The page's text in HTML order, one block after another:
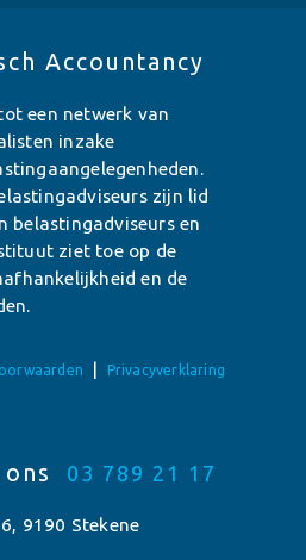
Accountancy
een netwerk van
inzake
zijn lid
belastingadviseurs en
ziet toe op de
en de
| Privacyverklaring
03 789 21 17
9190 Stekene